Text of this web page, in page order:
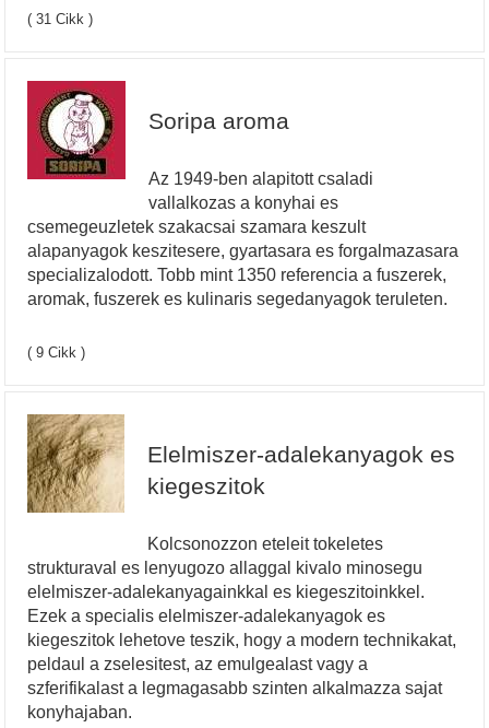
( 31 Cikk )
Soripa aroma
Az 1949-ben alapitott csaladi
vallalkozas a konyhai es
csemegeuzletek szakacsai szamara keszult
alapanyagok keszitesere, gyartasara es forgalmazasara
specializalodott. Tobb mint 1350 referencia a fuszerek,
aromak, fuszerek es kulinaris segedanyagok teruleten.
( 9 Cikk )
Elelmiszer-adalekanyagok es
kiegeszitok
Kolcsonozzon eteleit tokeletes
strukturaval es lenyugozo allaggal kivalo minosegu
elelmiszer-adalekanyagainkkal es kiegeszitoinkkel.
Ezek a specialis elelmiszer-adalekanyagok es
kiegeszitok lehetove teszik, hogy a modern technikakat,
peldaul a zselesitest, az emulgealast vagy a
szferifikalast a legmagasabb szinten alkalmazza sajat
konyhajaban.